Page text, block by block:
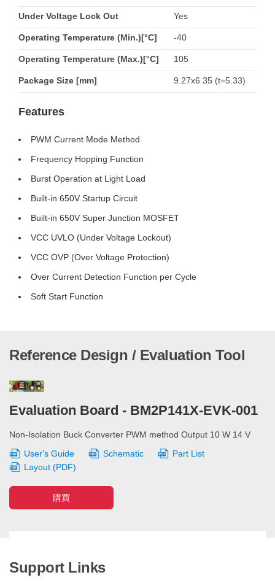
Under Voltage Lock Out Yes
Operating Temperature (Min.)[°C] -40
Operating Temperature (Max.)[°C] 105
Package Size [mm] 9.27x6.35 (t=5.33)
Features
PWM Current Mode Method
Frequency Hopping Function
Burst Operation at Light Load
Built-in 650V Startup Circuit
Built-in 650V Super Junction MOSFET
VCC UVLO (Under Voltage Lockout)
VCC OVP (Over Voltage Protection)
Over Current Detection Function per Cycle
Soft Start Function
Reference Design / Evaluation Tool
Evaluation Board - BM2P141X-EVK-001
Non-Isolation Buck Converter PWM method Output 10 W 14 V
User's Guide
Schematic
Part List
Layout (PDF)
購買
Support Links